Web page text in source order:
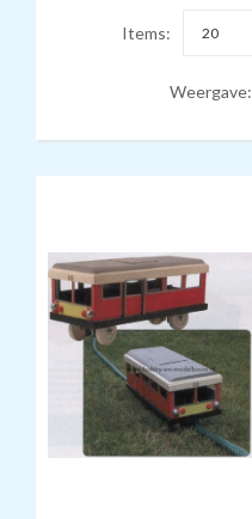
Items: 20
Weergave: